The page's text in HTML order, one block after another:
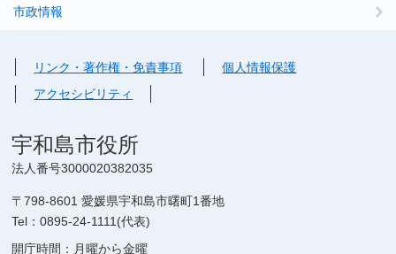
市政情報
リンク・著作権・免責事項
個人情報保護
アクセシビリティ
宇和島市役所
法人番号3000020382035
〒798-8601 愛媛県宇和島市曙町1番地
Tel：0895-24-1111(代表)
開庁時間：月曜から金曜